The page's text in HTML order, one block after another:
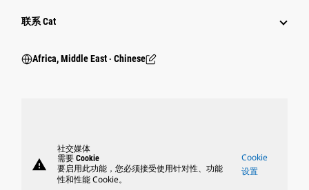
行业
联系 Cat
Africa, Middle East ‧ Chinese
warning
社交媒体
需要 Cookie
要启用此功能，您必须接受使用针对性、功能
性和性能 Cookie。
Cookie
设置